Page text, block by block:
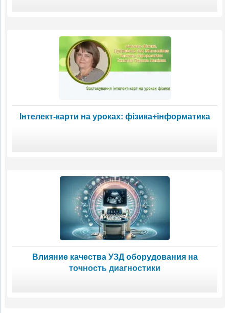
Інтелект-карти на уроках: фізика+інформатика
Влияние качества УЗД оборудования на
точность диагностики